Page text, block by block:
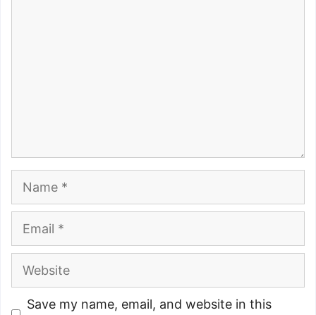
Website
Save my name, email, and website in this